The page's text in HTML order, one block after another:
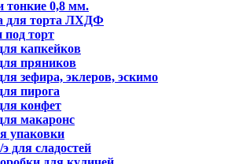
тонкие 0,8 мм.
для торта ЛХДФ
торт
капкейков
пряников
зефира, эклеров, эскимо
пирога
конфет
макаронс
упаковки
для сладостей